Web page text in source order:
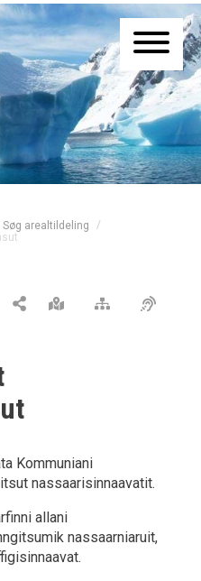
arealtildeling
/
Kommuniani
nassaarisinnaavatit.
allani
nassaarniaruit,